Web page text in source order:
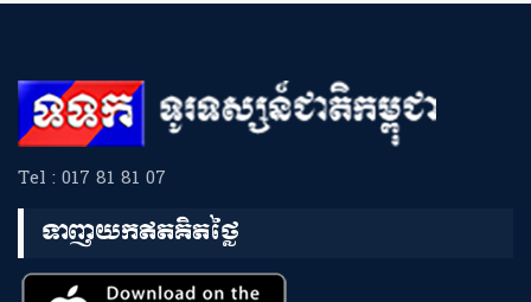
Tel : 017 81 81 07
ទាញយកឥតគិតថ្លៃ